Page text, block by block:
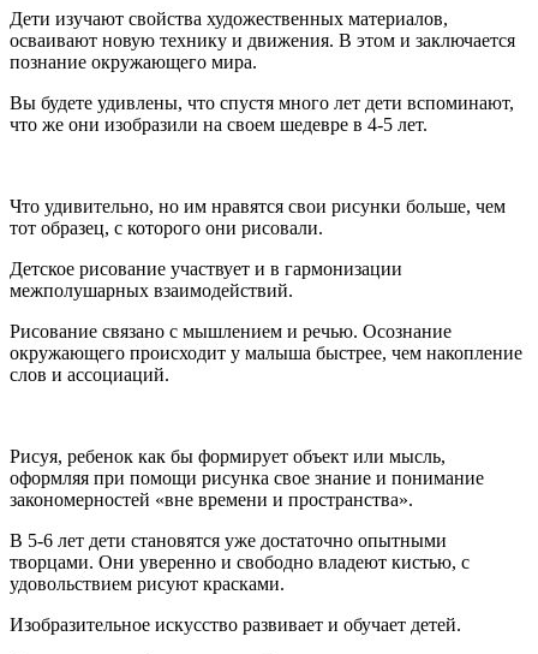
Дети изучают свойства художественных материалов,
осваивают новую технику и движения. В этом и заключается
познание окружающего мира.
Вы будете удивлены, что спустя много лет дети вспоминают,
что же они изобразили на своем шедевре в 4-5 лет.
Что удивительно, но им нравятся свои рисунки больше, чем
тот образец, с которого они рисовали.
Детское рисование участвует и в гармонизации
межполушарных взаимодействий.
Рисование связано с мышлением и речью. Осознание
окружающего происходит у малыша быстрее, чем накопление
слов и ассоциаций.
Рисуя, ребенок как бы формирует объект или мысль,
оформляя при помощи рисунка свое знание и понимание
закономерностей «вне времени и пространства».
В 5-6 лет дети становятся уже достаточно опытными
творцами. Они уверенно и свободно владеют кистью, с
удовольствием рисуют красками.
Изобразительное искусство развивает и обучает детей.